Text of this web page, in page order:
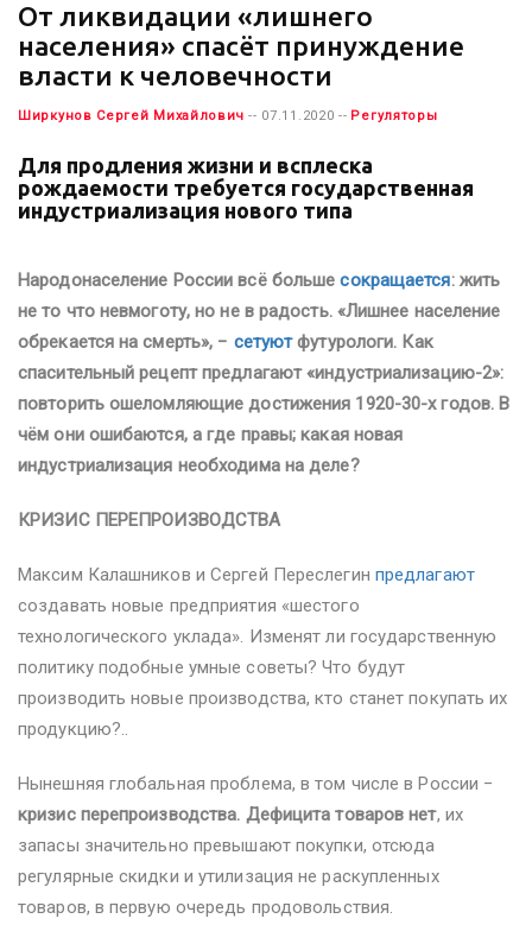
От ликвидации «лишнего
населения» спасёт принуждение
власти к человечности
Ширкунов Сергей Михайлович -- 07.11.2020 -- Регуляторы
Для продления жизни и всплеска
рождаемости требуется государственная
индустриализация нового типа
Народонаселение России всё большесокращается: жить
не то что невмоготу, но не в радость. «Лишнее население
обрекается на смерть», − сетуютфутурологи. Как
спасительный рецепт предлагают «индустриализацию-2»:
повторить ошеломляющие достижения 1920-30-х годов. В
чём они ошибаются, а где правы; какая новая
индустриализация необходима на деле?
КРИЗИС ПЕРЕПРОИЗВОДСТВА
Максим Калашников и Сергей Переслегин предлагают
создавать новые предприятия «шестого
технологического уклада». Изменят ли государственную
политику подобные умные советы? Что будут
производить новые производства, кто станет покупать их
продукцию?..
Нынешняя глобальная проблема, в том числе в России −
кризис перепроизводства. Дефицита товаров нет, их
запасы значительно превышают покупки, отсюда
регулярные скидки и утилизация не раскупленных
товаров, в первую очередь продовольствия.